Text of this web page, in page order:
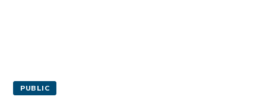
PUBLIC